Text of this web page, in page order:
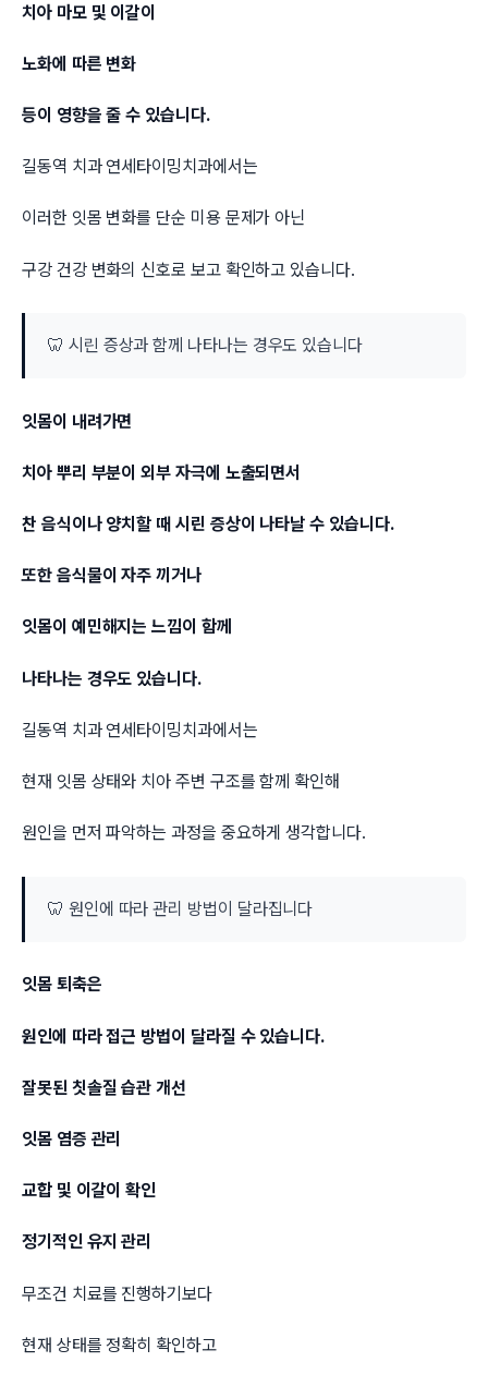
치아 마모 및 이갈이
노화에 따른 변화
등이 영향을 줄 수 있습니다.
길동역 치과 연세타이밍치과에서는
이러한 잇몸 변화를 단순 미용 문제가 아닌
구강 건강 변화의 신호로 보고 확인하고 있습니다.
🦷 시린 증상과 함께 나타나는 경우도 있습니다
잇몸이 내려가면
치아 뿌리 부분이 외부 자극에 노출되면서
찬 음식이나 양치할 때 시린 증상이 나타날 수 있습니다.
또한 음식물이 자주 끼거나
잇몸이 예민해지는 느낌이 함께
나타나는 경우도 있습니다.
길동역 치과 연세타이밍치과에서는
현재 잇몸 상태와 치아 주변 구조를 함께 확인해
원인을 먼저 파악하는 과정을 중요하게 생각합니다.
🦷 원인에 따라 관리 방법이 달라집니다
잇몸 퇴축은
원인에 따라 접근 방법이 달라질 수 있습니다.
잘못된 칫솔질 습관 개선
잇몸 염증 관리
교합 및 이갈이 확인
정기적인 유지 관리
무조건 치료를 진행하기보다
현재 상태를 정확히 확인하고